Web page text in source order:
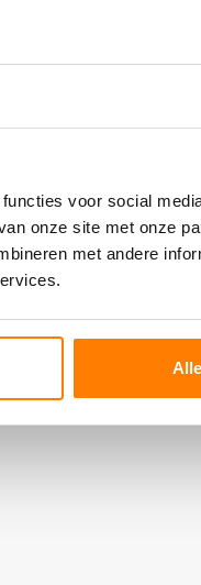
voor social
onze site met onze
met andere
MENUKAARTEN OP MAAT